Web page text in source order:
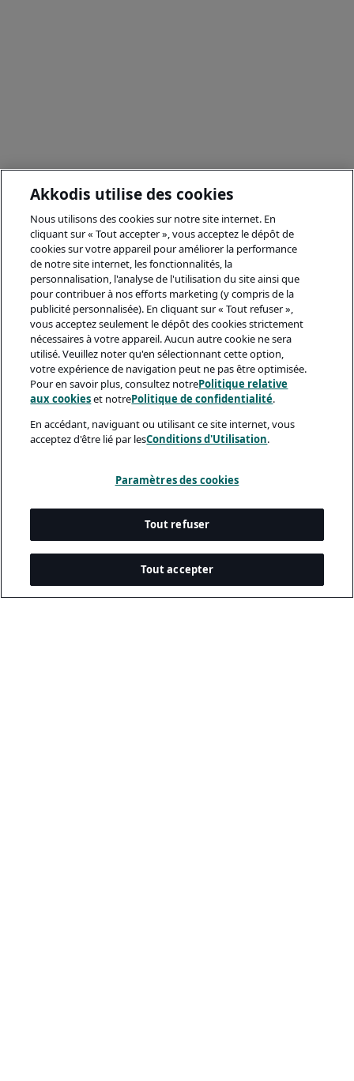
Akkodis utilise des cookies
Nous utilisons des cookies sur notre site internet. En
cliquant sur « Tout accepter », vous acceptez le dépôt de
cookies sur votre appareil pour améliorer la performance
de notre site internet, les fonctionnalités, la
personnalisation, l'analyse de l'utilisation du site ainsi que
pour contribuer à nos efforts marketing (y compris de la
publicité personnalisée). En cliquant sur « Tout refuser »,
vous acceptez seulement le dépôt des cookies strictement
nécessaires à votre appareil. Aucun autre cookie ne sera
utilisé. Veuillez noter qu'en sélectionnant cette option,
votre expérience de navigation peut ne pas être optimisée.
Pour en savoir plus, consultez notrePolitique relative
aux cookieset notrePolitique de confidentialité.
En accédant, naviguant ou utilisant ce site internet, vous
acceptez d'être lié par lesConditions d'Utilisation.
Paramètres des cookies
Tout refuser
Tout accepter